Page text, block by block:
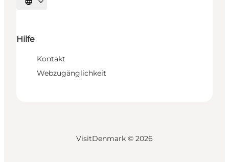
Sprache auswählen
Hilfe
Kontakt
Webzugänglichkeit
VisitDenmark © 2026